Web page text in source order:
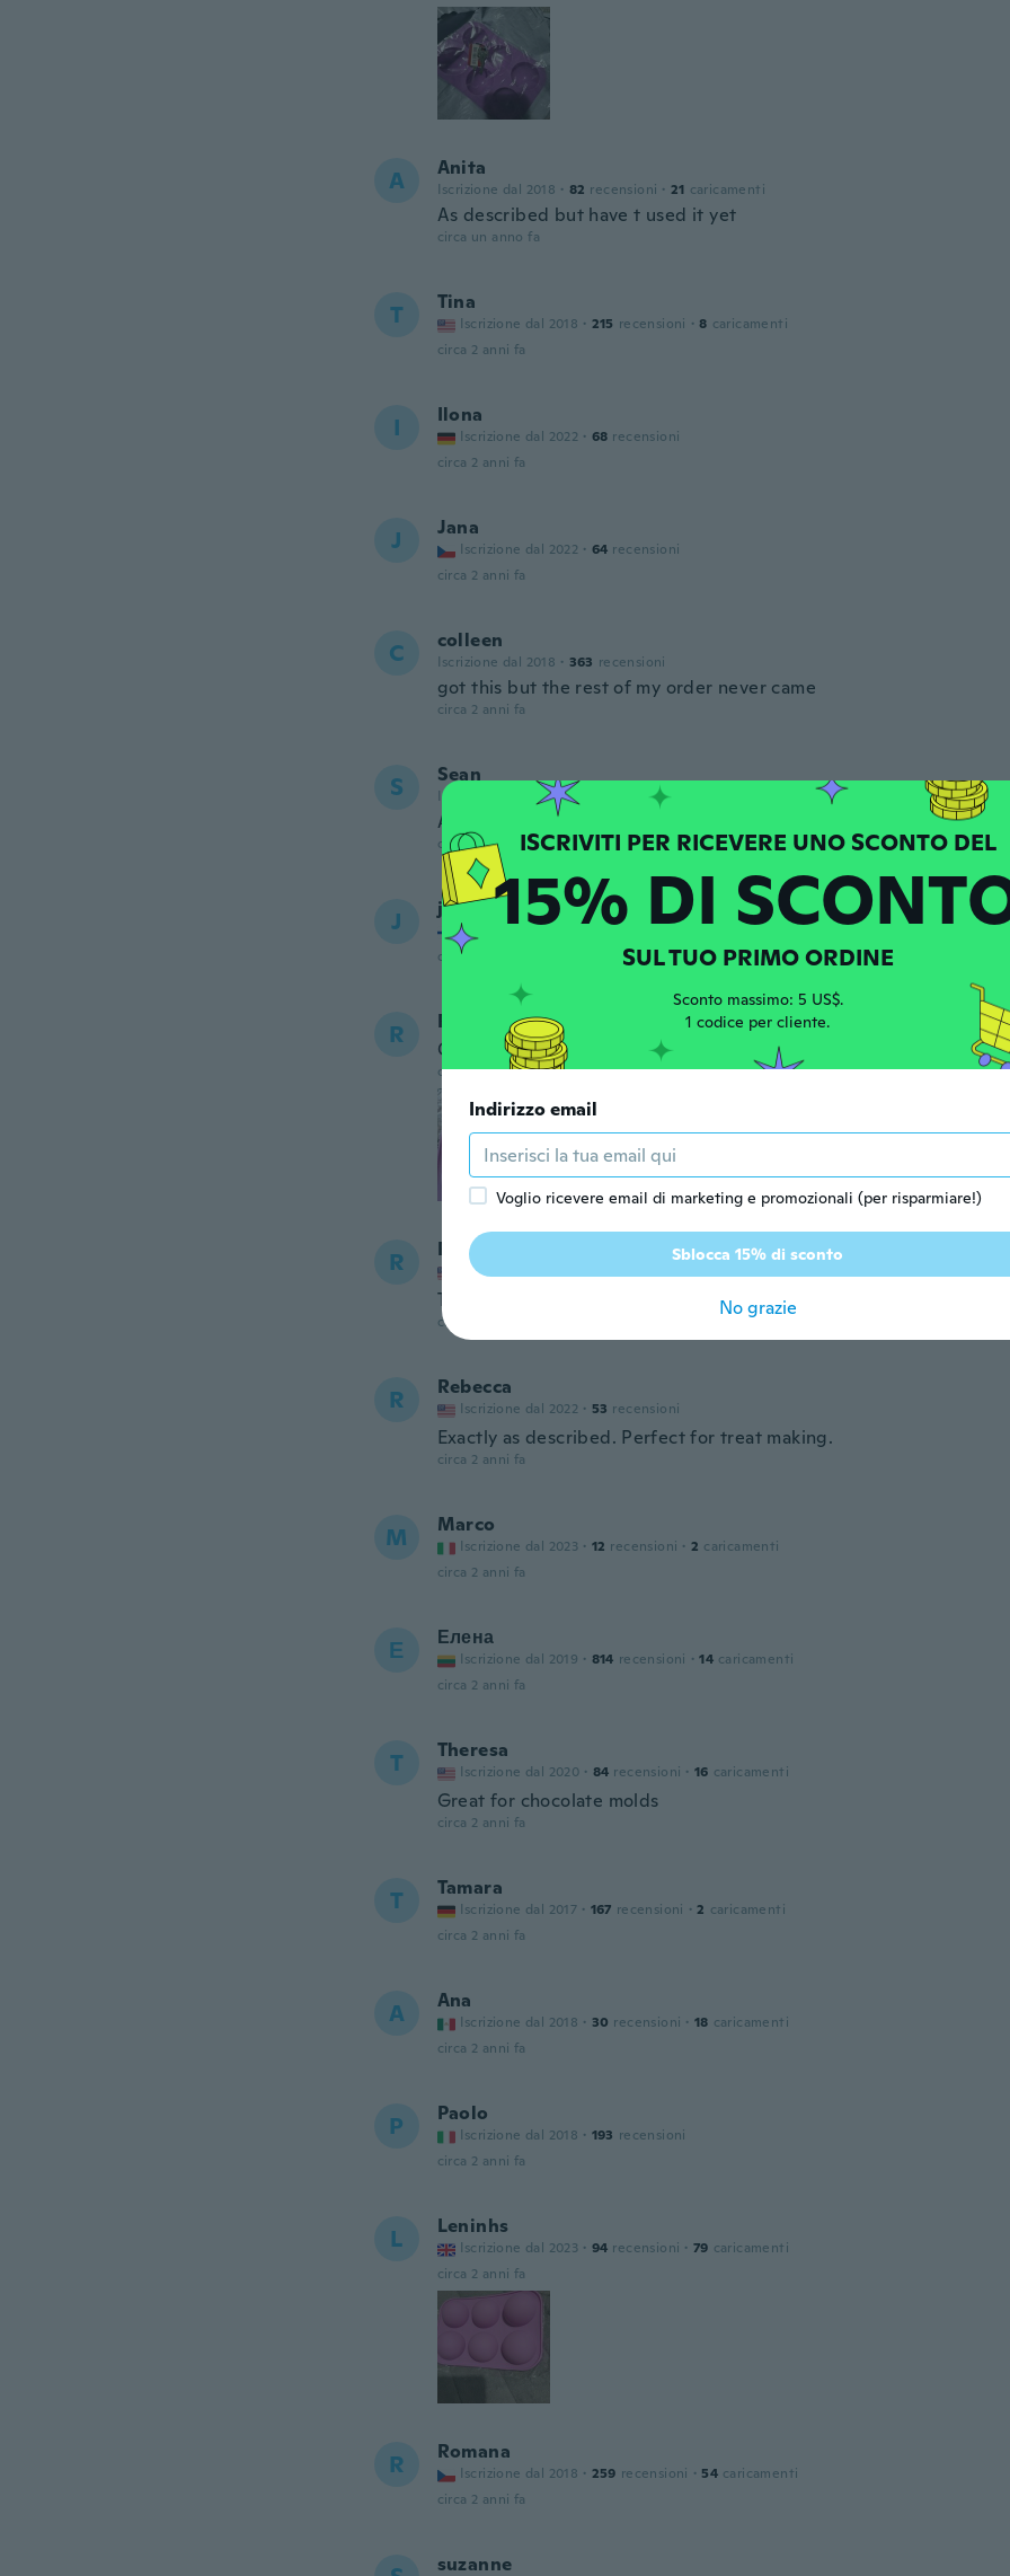
A Anita
Iscrizione dal 2018 · 82 recensioni · 21 caricamenti
As described but have t used it yet
circa un anno fa
T Tina
Iscrizione dal 2018 · 215 recensioni · 8 caricamenti
circa 2 anni fa
I Ilona
Iscrizione dal 2022 · 68 recensioni
circa 2 anni fa
J Jana
Iscrizione dal 2022 · 64 recensioni
circa 2 anni fa
C colleen
Iscrizione dal 2018 · 363 recensioni
got this but the rest of my order never came
circa 2 anni fa
S Sean
Iscrizione dal 2017 · 123 recensioni ·
Awesome product
circa 2 anni fa
J juha
Iscrizione dal 2017
recensioni
circa 2 anni fa
R
Rodic
Contentissima!
circa 2 anni fa
R Reba
Iscrizione dal 2015
This product was small but still good
circa 2 anni fa
R Rebecca
Iscrizione dal 2022 · 53 recensioni
Exactly as described. Perfect for treat making.
circa 2 anni fa
M Marco
Iscrizione dal 2023 · 12 recensioni · 2 caricamenti
circa 2 anni fa
Е Елена
Iscrizione dal 2019 · 814 recensioni · 14 caricamenti
circa 2 anni fa
T Theresa
Iscrizione dal 2020 · 84 recensioni · 16 caricamenti
Great for chocolate molds
circa 2 anni fa
T Tamara
Iscrizione dal 2017 · 167 recensioni · 2 caricamenti
circa 2 anni fa
A Ana
Iscrizione dal 2018 · 30 recensioni · 18 caricamenti
circa 2 anni fa
P Paolo
Iscrizione dal 2018 · 193 recensioni
circa 2 anni fa
L Leninhs
Iscrizione dal 2023 · 94 recensioni · 79 caricamenti
circa 2 anni fa
R Romana
Iscrizione dal 2018 · 259 recensioni · 54 caricamenti
circa 2 anni fa
suzanne
ISCRIVITI PER RICEVERE UNO SCONTO DEL
15% DI
SUL TUO PRIMO ORDINE
Sconto massimo: 5 US$.
1 codice per cliente.
Indirizzo email
Voglio ricevere email di marketing e promozionali (per risparmiare!)
Sblocca 15% di sconto
No grazie